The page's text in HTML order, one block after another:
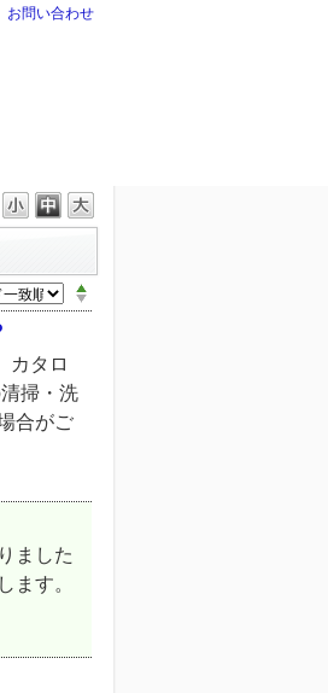
お問い合わせ
カタロ
掃・洗
合がご
ました
ます。